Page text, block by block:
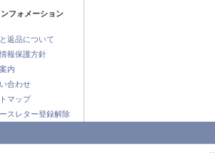
ォメーション
返品について
報保護方針
内
合わせ
マップ
スレター登録解除